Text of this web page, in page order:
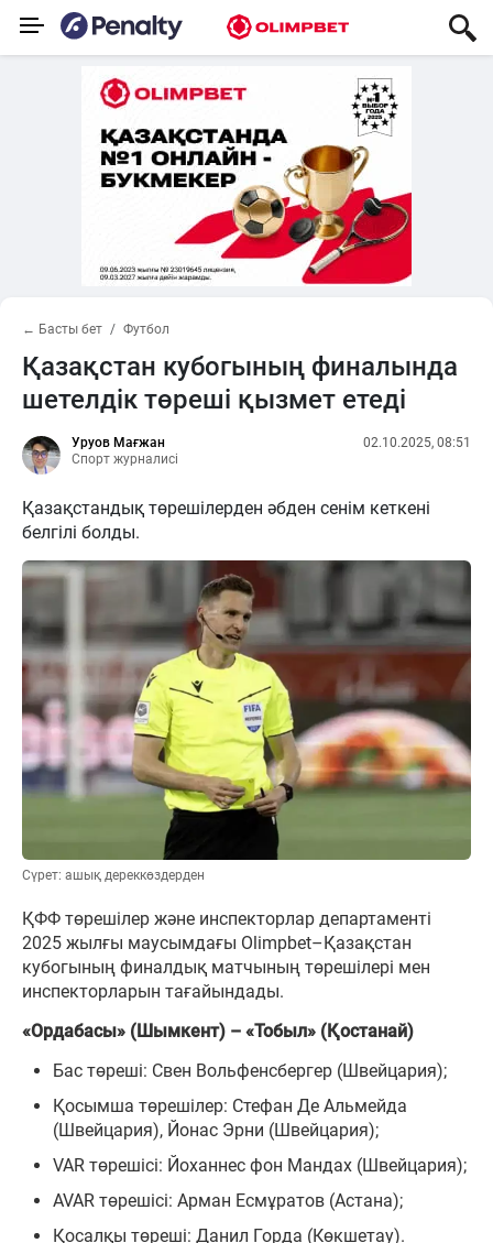
← Басты бет Футбол
Қазақстан кубогының финалында
шетелдік төреші қызмет етеді
Уруов Мағжан
Спорт журналисі
02.10.2025, 08:51
Қазақстандық төрешілерден әбден сенім кеткені
белгілі болды.
Сүрет: ашық дереккөздерден
ҚФФ төрешілер және инспекторлар департаменті
2025 жылғы маусымдағы Olimpbet–Қазақстан
кубогының финалдық матчының төрешілері мен
инспекторларын тағайындады.
«Ордабасы» (Шымкент) – «Тобыл» (Қостанай)
Бас төреші: Свен Вольфенсбергер (Швейцария);
Қосымша төрешілер: Стефан Де Альмейда
(Швейцария), Йонас Эрни (Швейцария);
VAR төрешісі: Йоханнес фон Мандах (Швейцария);
AVAR төрешісі: Арман Есмұратов (Астана);
Қосалқы төреші: Данил Горда (Көкшетау).